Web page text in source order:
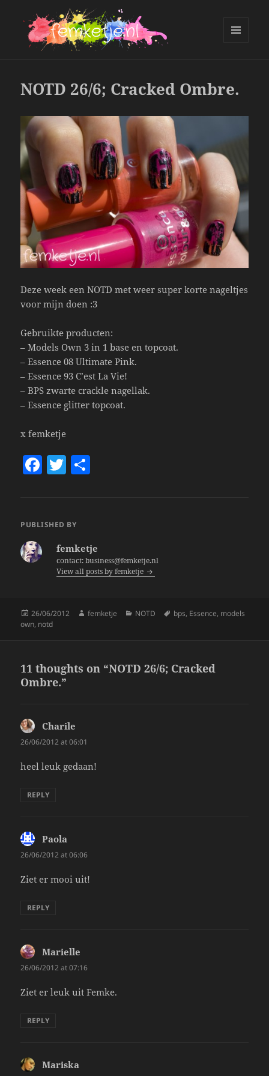
NOTD 26/6; Cracked Ombre.
Deze week een NOTD met weer super korte nageltjes
voor mijn doen :3
Gebruikte producten:
– Models Own 3 in 1 base en topcoat.
– Essence 08 Ultimate Pink.
– Essence 93 C’est La Vie!
– BPS zwarte crackle nagellak.
– Essence glitter topcoat.
x femketje
F
e
T
er
PUBLISHED BY
femketje
contact: business@femketje.nl
View all posts by femketje
Posted
on
26/06/2012 Author
femketje Categories
NOTD Tags
bps, Essence, models
own, notd
11 thoughts on “NOTD 26/6; Cracked
Ombre.”
Charile
26/06/2012 at 06:01
heel leuk gedaan!
REPLY
Paola
26/06/2012 at 06:06
Ziet er mooi uit!
REPLY
Marielle
26/06/2012 at 07:16
Ziet er leuk uit Femke.
REPLY
Mariska